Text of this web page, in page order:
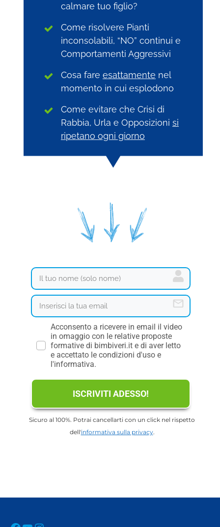
calmare tuo figlio?
Come risolvere Pianti
inconsolabili, “NO” continui e
Comportamenti Aggressivi
Cosa fare esattamente nel
momento in cui esplodono
Come evitare che Crisi di
Rabbia, Urla e Opposizioni si
ripetano ogni giorno
Acconsento a ricevere in email il video
in omaggio con le relative proposte
formative di bimbiveri.it e di aver letto
e accettato le condizioni d'uso e
l'informativa.
ISCRIVITI ADESSO!
Sicuro al 100%. Potrai cancellarti con un click nel rispetto
dell'informativa sulla privacy.